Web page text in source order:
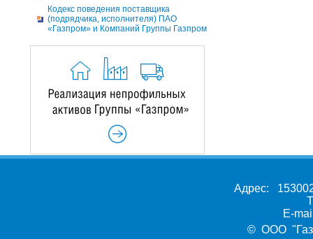
Кодекс поведения поставщика
(подрядчика, исполнителя) ПАО
«Газпром» и Компаний Группы Газпром
Адрес:
E-
© ООО